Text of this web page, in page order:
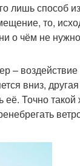
лишь способ
то,
о чём не
–
вниз,
её. Точно такой